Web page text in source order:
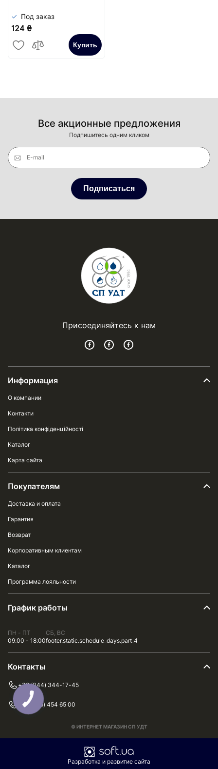
Под заказ
124 ₴
Купить
Все акционные предложения
Подпишитесь одним кликом
E-mail
Подписаться
Присоединяйтесь к нам
Информация
О компании
Контакти
Політика конфіденційності
Каталог
Карта сайта
Покупателям
Доставка и оплата
Гарантия
Возврат
Корпоративным клиентам
Каталог
Программа лояльности
График работы
ПН - ПТ
09:00 - 18:00
СБ, ВС
footer.static.schedule_days.part_4
Контакты
+38 (044) 344-17-45
+38 (075) 454 65 00
© ИНТЕРНЕТ МАГАЗИН СП УДТ
Разработка и развитие сайта